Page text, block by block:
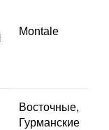
Montale
Восточные,
Гурманские